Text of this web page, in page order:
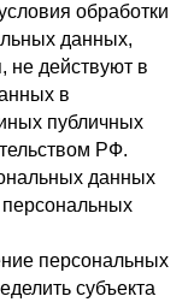
обработки
данных,
не действуют в
в
публичных
РФ.
данных
персональных
субъекта